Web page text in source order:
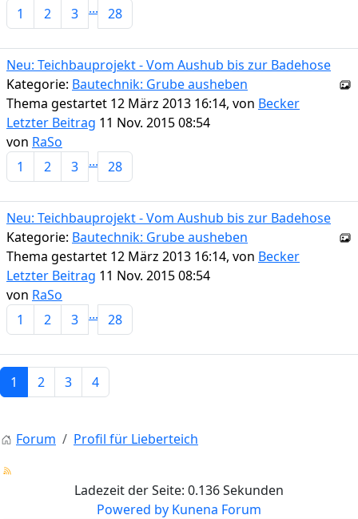
1 2 3 ... 28
Neu: Teichbauprojekt - Vom Aushub bis zur Badehose
Kategorie: Bautechnik: Grube ausheben
Thema gestartet 12 März 2013 16:14, von Becker
Letzter Beitrag 11 Nov. 2015 08:54
von RaSo
1
2 3 ... 28
Neu: Teichbauprojekt - Vom Aushub bis zur Badehose
Kategorie: Bautechnik: Grube ausheben
Thema gestartet 12 März 2013 16:14, von Becker
Letzter Beitrag 11 Nov. 2015 08:54
von RaSo
1
2 3 ... 28
1 2 3 4
Forum Profil für Lieberteich
Ladezeit der Seite: 0.136 Sekunden
Powered by Kunena Forum